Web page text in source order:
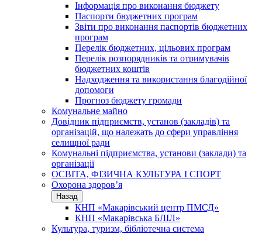
Інформація про виконання бюджету
Паспорти бюджетних програм
Звіти про виконання паспортів бюджетних
програм
Перелік бюджетних, цільових програм
Перелік розпорядників та отримувачів
бюджетних коштів
Надходження та використання благодійної
допомоги
Прогноз бюджету громади
Комунальне майно
Довідник підприємств, установ (закладів) та
організацій, що належать до сфери управління
селищної ради
Комунальні підприємства, установи (заклади) та
організації
ОСВІТА, ФІЗИЧНА КУЛЬТУРА І СПОРТ
Охорона здоров’я
Назад
КНП «Макарівський центр ПМСД»
КНП «Макарівська БЛІЛ»
Культура, туризм, бібліотечна система